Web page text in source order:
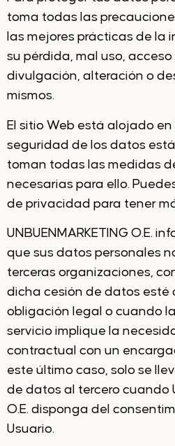
toma todas las
las mejores prácticas de la
su pérdida, mal uso,
divulgación, alteración o
mismos.
El sitio Web está alojado en
seguridad de los datos
toman todas las medidas
necesarias para ello.
de privacidad para tener
UNBUENMARKETING O.E.
que sus datos personales
terceras organizaciones,
dicha cesión de datos esté
obligación legal o cuando
servicio implique la
contractual con un
este último caso, solo se
de datos al tercero cuando
O.E. disponga del
Usuario.